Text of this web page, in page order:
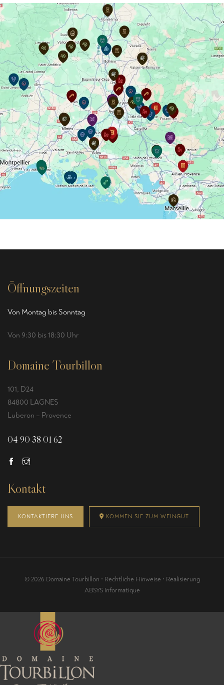
Öffnungszeiten
Von Montag bis Sonntag
Von 9:30 bis 18:30 Uhr
Domaine Tourbillon
101, D24
84800 LAGNES
Luberon – Provence
04 90 38 01 62
Kontakt
KONTAKTIERE UNS KOMMEN SIE ZUM WEINGUT
© 2026 Domaine Tourbillon • Rechtliche Hinweise • Realisierung
ABSYS Informatique